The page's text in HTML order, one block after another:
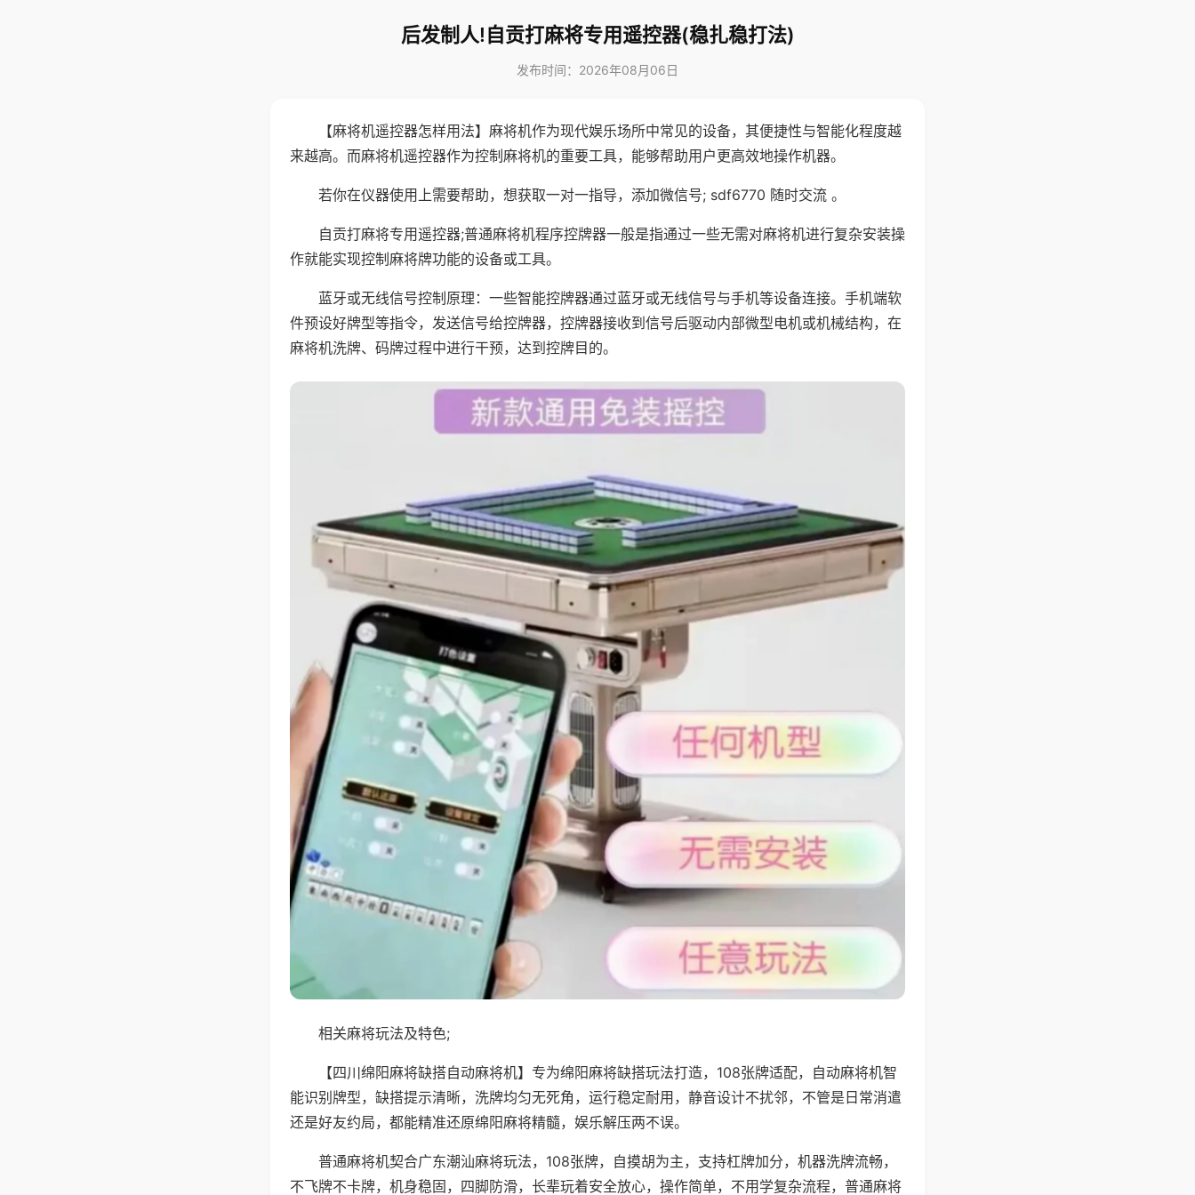
后发制人!自贡打麻将专用遥控器(稳扎稳打法)
发布时间：2026年08月06日
【麻将机遥控器怎样用法】麻将机作为现代娱乐场所中常见的设备，其便捷性与智能化程度越
来越高。而麻将机遥控器作为控制麻将机的重要工具，能够帮助用户更高效地操作机器。
若你在仪器使用上需要帮助，想获取一对一指导，添加微信号; sdf6770 随时交流 。
自贡打麻将专用遥控器;普通麻将机程序控牌器一般是指通过一些无需对麻将机进行复杂安装操
作就能实现控制麻将牌功能的设备或工具。
蓝牙或无线信号控制原理：一些智能控牌器通过蓝牙或无线信号与手机等设备连接。手机端软
件预设好牌型等指令，发送信号给控牌器，控牌器接收到信号后驱动内部微型电机或机械结构，在
麻将机洗牌、码牌过程中进行干预，达到控牌目的。
相关麻将玩法及特色;
【四川绵阳麻将缺搭自动麻将机】专为绵阳麻将缺搭玩法打造，108张牌适配，自动麻将机智
能识别牌型，缺搭提示清晰，洗牌均匀无死角，运行稳定耐用，静音设计不扰邻，不管是日常消遣
还是好友约局，都能精准还原绵阳麻将精髓，娱乐解压两不误。
普通麻将机契合广东潮汕麻将玩法，108张牌，自摸胡为主，支持杠牌加分，机器洗牌流畅，
不飞牌不卡牌，机身稳固，四脚防滑，长辈玩着安全放心，操作简单，不用学复杂流程，普通麻将